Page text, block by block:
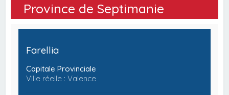
Province de Septimanie
Farellia
Capitale Provinciale
Ville réelle : Valence